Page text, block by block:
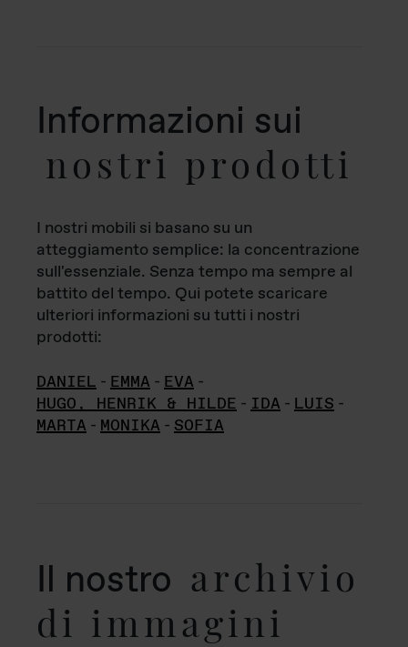
Informazioni sui
nostri prodotti
I nostri mobili si basano su un
atteggiamento semplice: la concentrazione
sull'essenziale. Senza tempo ma sempre al
battito del tempo. Qui potete scaricare
ulteriori informazioni su tutti i nostri
prodotti:
DANIEL - EMMA - EVA -
HUGO, HENRIK & HILDE - IDA - LUIS -
MARTA - MONIKA - SOFIA
Il nostro archivio
di immagini